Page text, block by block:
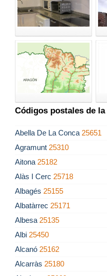
Códigos postales de
Abella De La Conca 25651
Agramunt 25310
Aitona 25182
Alàs I Cerc 25718
Albagés 25155
Albatàrrec 25171
Albesa 25135
Albi 25450
Alcanó 25162
Alcarràs 25180